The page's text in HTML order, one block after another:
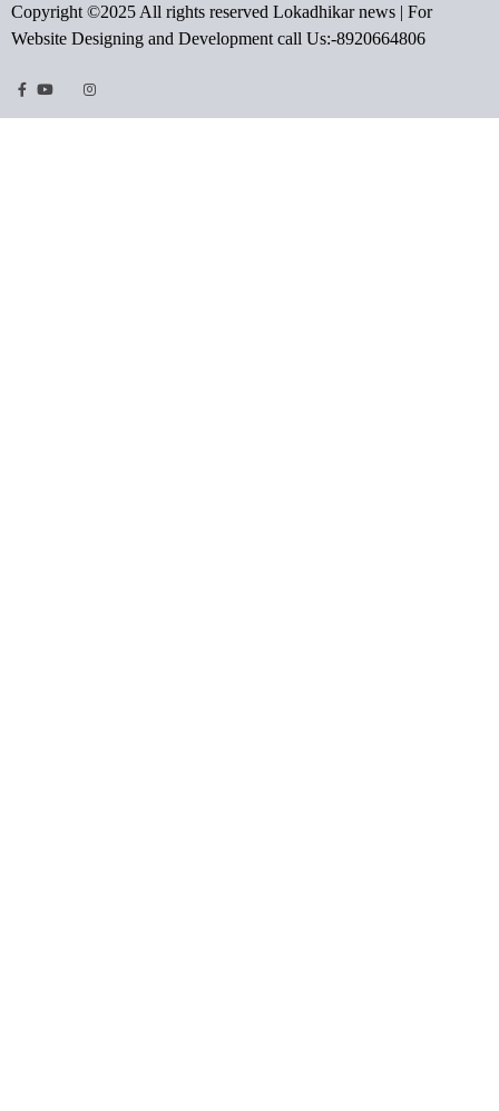
Copyright ©2025 All rights reserved Lokadhikar news | For
Website Designing and Development call Us:-8920664806
Facebook
Youtube
TwitterInstragram